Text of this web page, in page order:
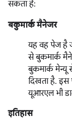
सकता है:
बकुमार्क मैनेजर
यह वह पेज है
से बुकमार्क
बुकमार्क
दिखता है.
यूआरएल भी
इतिहास